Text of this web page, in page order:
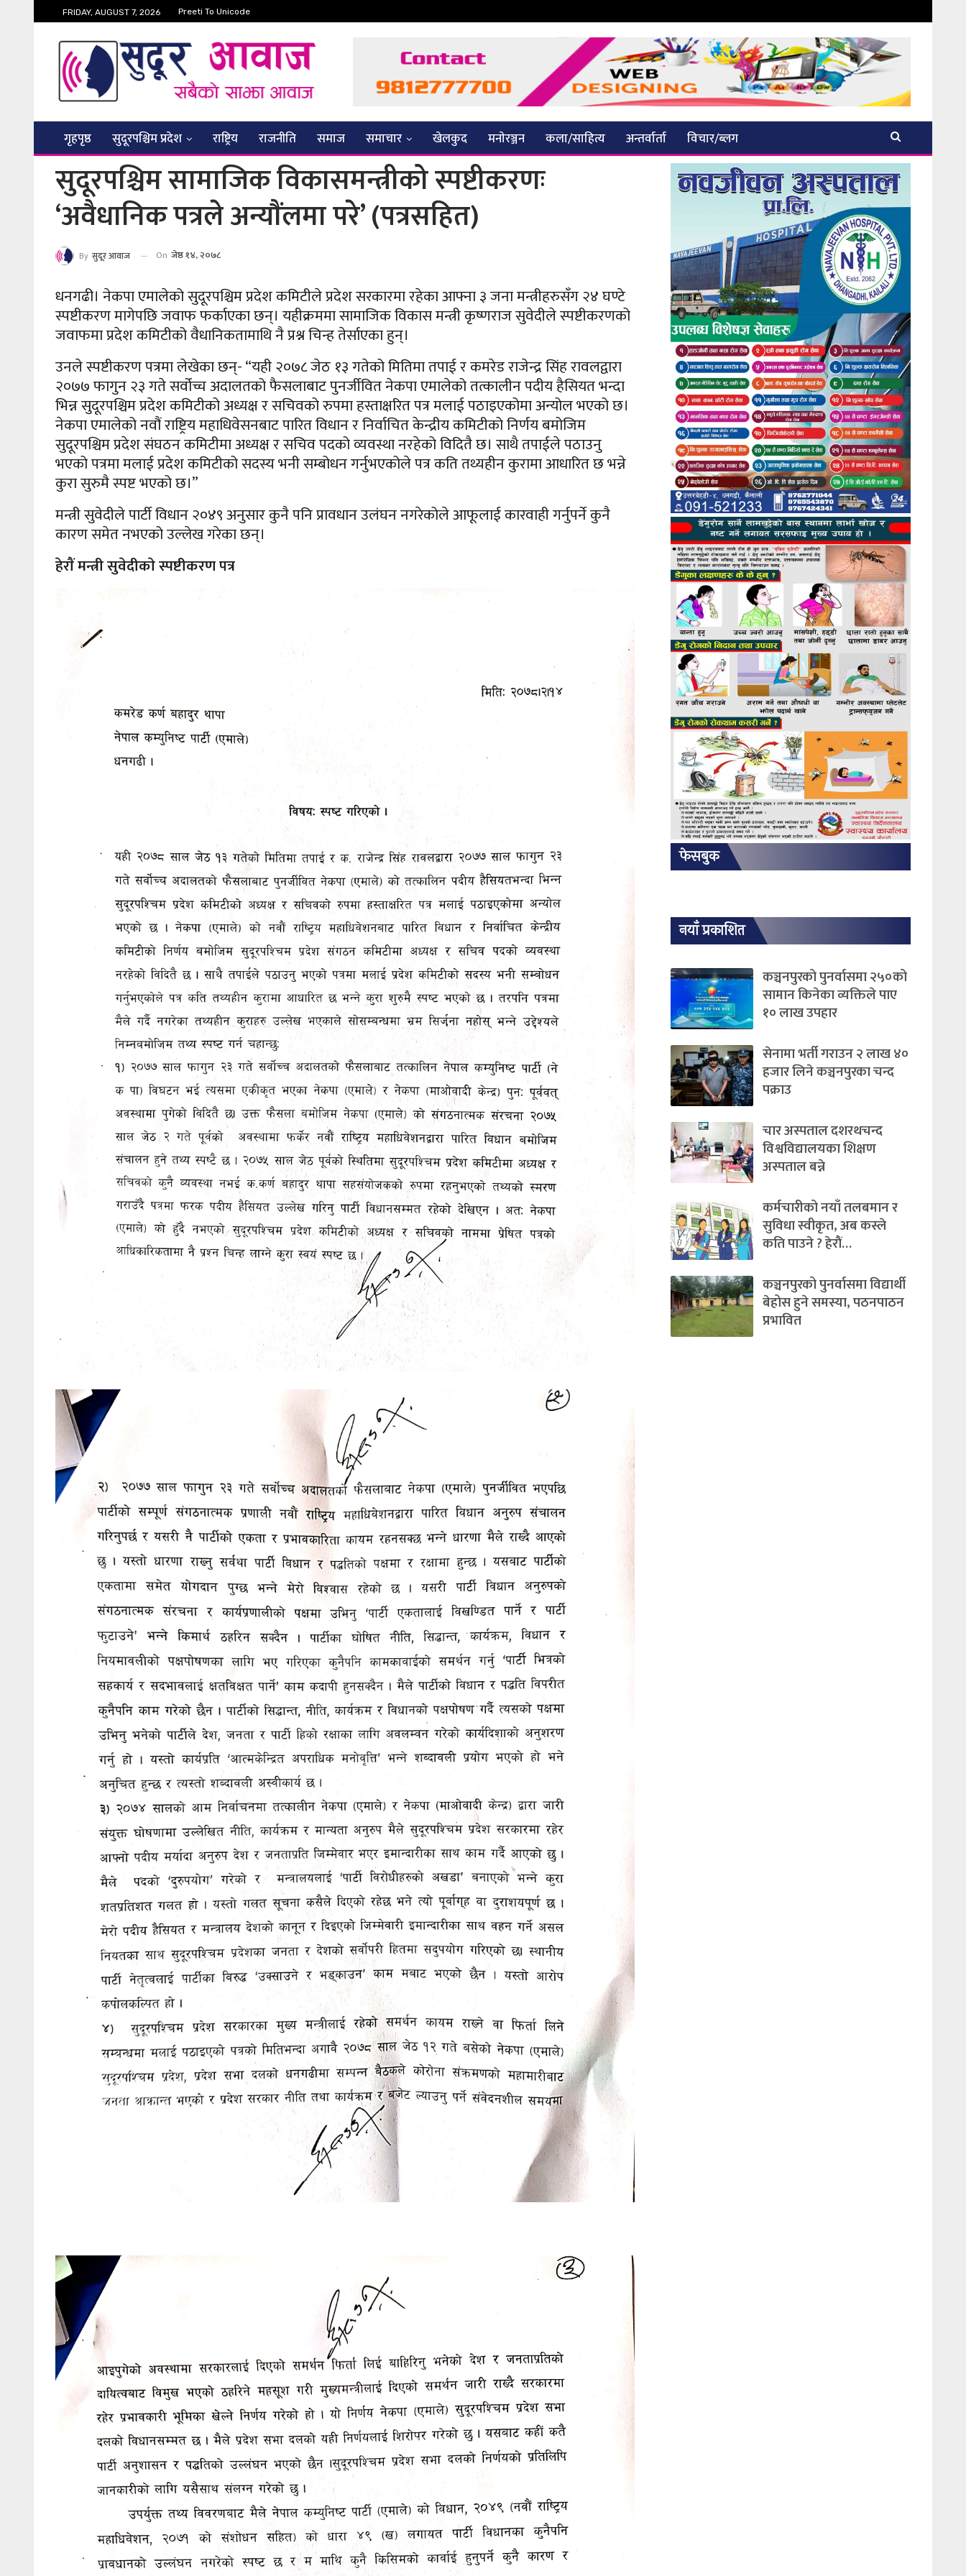
FRIDAY, AUGUST 7, 2026 Preeti To Unicode
गृहपृष्ठ सुदूरपश्चिम प्रदेश राष्ट्रिय राजनीति समाज समाचार खेलकुद मनाेरञ्जन कला/साहित्य अन्तर्वार्ता विचार/ब्लग
सुदूरपश्चिम सामाजिक विकासमन्त्रीको स्पष्टीकरणः
‘अवैधानिक पत्रले अन्याैंलमा परे’ (पत्रसहित)
By सुदूर आवाज On जेष्ठ १४, २०७८
धनगढी। नेकपा एमालेको सुदूरपश्चिम प्रदेश कमिटीले प्रदेश सरकारमा रहेका आफ्ना ३ जना मन्त्रीहरुसँग २४ घण्टे
स्पष्टीकरण मागेपछि जवाफ फर्काएका छन्। यहीक्रममा सामाजिक विकास मन्त्री कृष्णराज सुवेदीले स्पष्टीकरणको
जवाफमा प्रदेश कमिटीको वैधानिकतामाथि नै प्रश्न चिन्ह तेर्साएका हुन्।
उनले स्पष्टीकरण पत्रमा लेखेका छन्- “यही २०७८ जेठ १३ गतेको मितिमा तपाई र कमरेड राजेन्द्र सिंह रावलद्वारा
२०७७ फागुन २३ गते सर्वोच्च अदालतको फैसलाबाट पुनर्जीवित नेकपा एमालेको तत्कालीन पदीय हैसियत भन्दा
भिन्न सुदूरपश्चिम प्रदेश कमिटीको अध्यक्ष र सचिवको रुपमा हस्ताक्षरित पत्र मलाई पठाइएकोमा अन्योल भएको छ।
नेकपा एमालेको नवौं राष्ट्रिय महाधिवेसनबाट पारित विधान र निर्वाचित केन्द्रीय कमिटीको निर्णय बमोजिम
सुदूरपश्चिम प्रदेश संघठन कमिटीमा अध्यक्ष र सचिव पदको व्यवस्था नरहेको विदितै छ। साथै तपाईले पठाउनु
भएको पत्रमा मलाई प्रदेश कमिटीको सदस्य भनी सम्बोधन गर्नुभएकोले पत्र कति तथ्यहीन कुरामा आधारित छ भन्ने
कुरा सुरुमै स्पष्ट भएको छ।”
मन्त्री सुवेदीले पार्टी विधान २०४९ अनुसार कुनै पनि प्रावधान उलंघन नगरेकोले आफूलाई कारवाही गर्नुपर्ने कुनै
कारण समेत नभएको उल्लेख गरेका छन्।
हेराैं मन्त्री सुवेदीकाे स्पष्टीकरण पत्र
फेसबुक
नयाँ प्रकाशित
कञ्चनपुरको पुनर्वासमा २५०को
सामान किनेका व्यक्तिले पाए
१० लाख उपहार
सेनामा भर्ती गराउन २ लाख ४०
हजार लिने कञ्चनपुरका चन्द
पक्राउ
चार अस्पताल दशरथचन्द
विश्वविद्यालयका शिक्षण
अस्पताल बन्ने
कर्मचारीको नयाँ तलबमान र
सुविधा स्वीकृत, अब कस्ले
कति पाउने ? हेराैं…
कञ्चनपुरको पुनर्वासमा विद्यार्थी
बेहोस हुने समस्या, पठनपाठन
प्रभावित